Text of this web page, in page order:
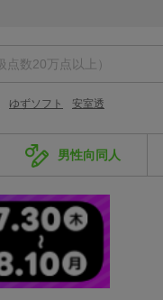
ゆずソフト 安室透
男性向同人